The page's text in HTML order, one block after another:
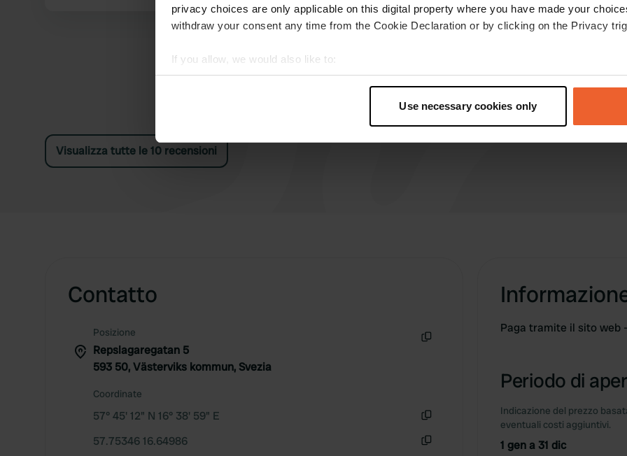
privacy choices are only applicable on this digital property where you have made your
withdraw your consent any time from the Cookie Declaration or by clicking on the Privacy
If you allow, we would also like to:
Collect information about your geographical location which can be accurate to within
Find out more about how your personal data is processed and set your preferences in the
We use cookies to personalise content and ads, to provide social media features and to
information about your use of our site with our social media, advertising and analytics
Use necessary cookies only
ma funzionale, molto economico a 120 SEK,
pagamento facile tramite codice QR a ogni
acqua e scarico disponibili, facilmente
accessibile, piazzole sufficienti, non avevamo
prenotato...
leggi di più
Tradotto da GoogleMostra originale
Visualizza tutte le 10 recensioni
Contatto
Posizione
Repslagaregatan 5
593 50, Västerviks kommun, Svezia
Coordinate
57° 45' 12" N 16° 38' 59" E
57.75346 16.64986
Paga tramite il sito web
Periodo di
Indicazione del prezzo
eventuali costi aggiuntivi.
1 gen a 31 dic